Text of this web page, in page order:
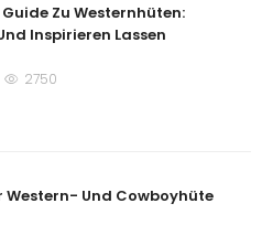
Zu Westernhüten:
Inspirieren Lassen
2750
Western- Und Cowboyhüte